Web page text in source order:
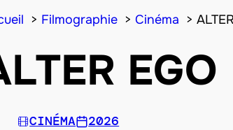
Filmographie Cinéma
EGO
CINÉMA
2026